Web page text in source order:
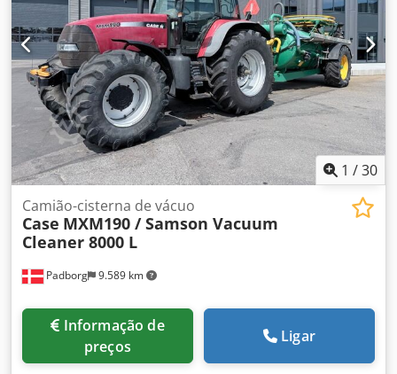
1 /30
Padborg 9.589 km
Camião-cisterna de vácuo
Case MXM190 / Samson Vacuum
Cleaner 8000 L
preços
Ligar